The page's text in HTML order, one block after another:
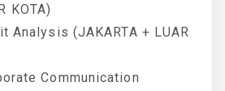
KOTA)
Analysis (JAKARTA + LUAR
Communication